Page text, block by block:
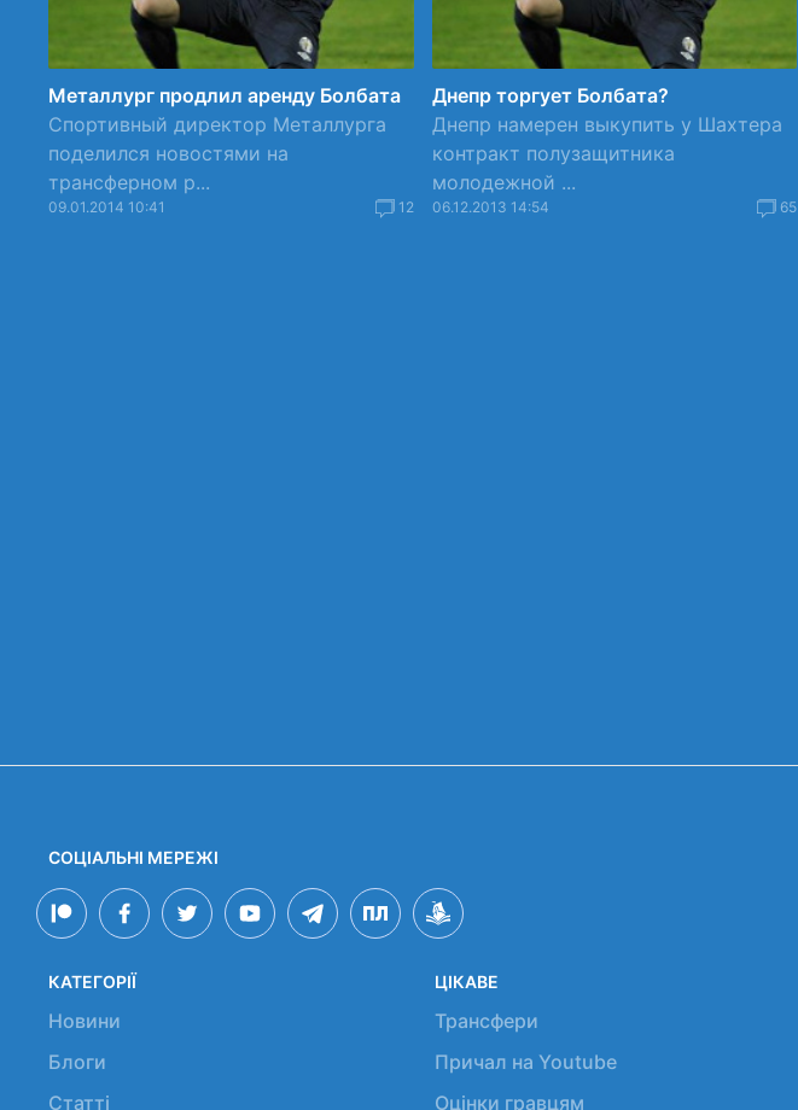
Металлург продлил аренду Болбата
Спортивный директор Металлурга
поделился новостями на
трансферном р...
09.01.2014 10:41 12
Днепр торгует Болбата?
Днепр намерен выкупить у Шахтера
контракт полузащитника
молодежной ...
06.12.2013 14:54 65
СОЦІАЛЬНІ МЕРЕЖІ
КАТЕГОРІЇ
Новини
Блоги
Статті
ЦІКАВЕ
Трансфери
Причал на Youtube
Оцінки гравцям